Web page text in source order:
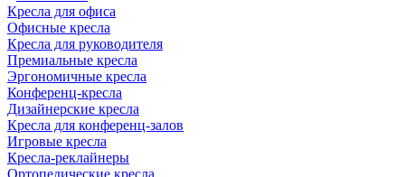
Кресла для офиса
Офисные кресла
Кресла для руководителя
Премиальные кресла
Эргономичные кресла
Конференц-кресла
Дизайнерские кресла
Кресла для конференц-залов
Игровые кресла
Кресла-реклайнеры
Ортопедические кресла